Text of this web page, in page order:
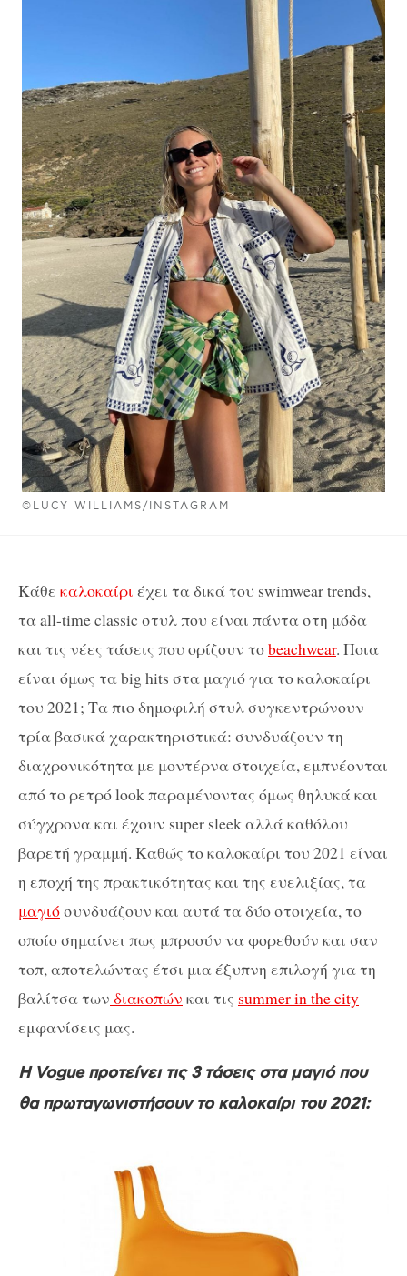
©LUCY WILLIAMS/INSTAGRAM
Κάθε καλοκαίρι έχει τα δικά του swimwear trends,
τα all-time classic στυλ που είναι πάντα στη μόδα
και τις νέες τάσεις που ορίζουν τοbeachwear. Ποια
είναι όμως τα big hits στα μαγιό για το καλοκαίρι
του 2021; Τα πιο δημοφιλή στυλ συγκεντρώνουν
τρία βασικά χαρακτηριστικά: συνδυάζουν τη
διαχρονικότητα με μοντέρνα στοιχεία, εμπνέονται
από το ρετρό look παραμένοντας όμως θηλυκά και
σύγχρονα και έχουν super sleek αλλά καθόλου
βαρετή γραμμή. Καθώς το καλοκαίρι του 2021 είναι
η εποχή της πρακτικότητας και της ευελιξίας, τα
μαγιόσυνδυάζουν και αυτά τα δύο στοιχεία, το
οποίο σημαίνει πως μπροούν να φορεθούν και σαν
τοπ, αποτελώντας έτσι μια έξυπνη επιλογή για τη
βαλίτσα των διακοπών και τις summer in the city
εμφανίσεις μας.
Η Vogue προτείνει τις 3 τάσεις στα μαγιό που
θα πρωταγωνιστήσουν το καλοκαίρι του 2021: